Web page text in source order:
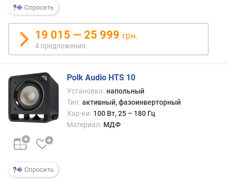
е
н
и
й
о
щ
н
о
с
ь
т
Спросить
19 015 — 25 999 грн.
4 предложения
Спросить
Polk Audio HTS 10
Установка: напольный
Тип: активный, фазоинверторный
Хар-ки: 100 Вт, 25 – 180 Гц
Материал: МДФ